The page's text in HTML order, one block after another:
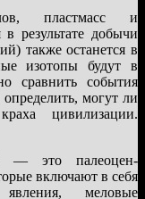
пластмасс и
результате добычи
также останется в
изотопы будут в
сравнить события
могут ли
цивилизации.
— это палеоцен-
включают в себя
меловые